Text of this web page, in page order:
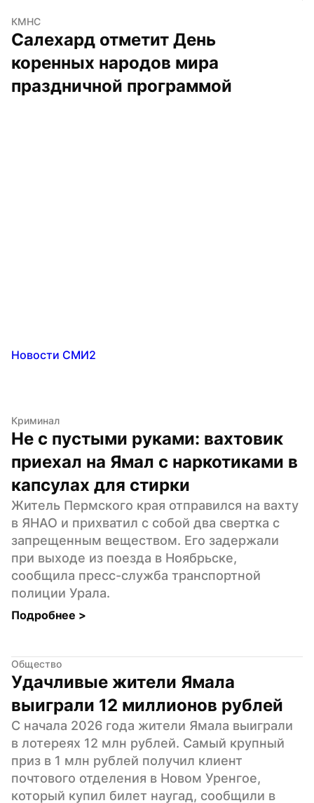
КМНС
Салехард отметит День
коренных народов мира
праздничной программой
Новости СМИ2
Криминал
Не с пустыми руками: вахтовик
приехал на Ямал с наркотиками в
капсулах для стирки
Житель Пермского края отправился на вахту
в ЯНАО и прихватил с собой два свертка с
запрещенным веществом. Его задержали
при выходе из поезда в Ноябрьске,
сообщила пресс-служба транспортной
полиции Урала.
Подробнее >
Общество
Удачливые жители Ямала
выиграли 12 миллионов рублей
С начала 2026 года жители Ямала выиграли
в лотереях 12 млн рублей. Самый крупный
приз в 1 млн рублей получил клиент
почтового отделения в Новом Уренгое,
который купил билет наугад, сообщили в